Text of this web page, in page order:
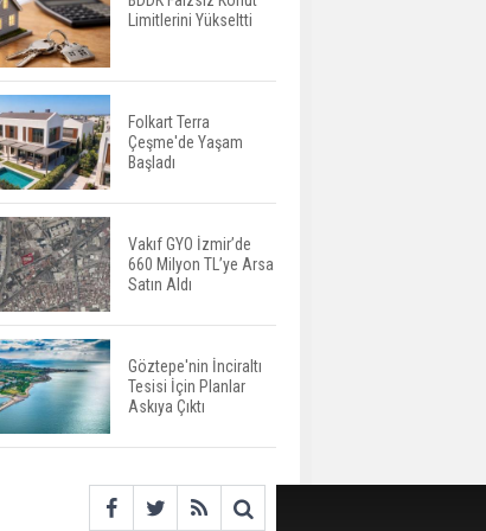
Yatırımcıların Bina Tercihi
Öne Çıkıyor
TOKİ'nin Kiralık Sosyal
Konut Modeli Kiraları
Düşürür Mü?
İkinci El Konut Fiyatları
İspanya'da Bir Yılda
Yüzde 16,2 Arttı
Konut Satışları Güçlü
Seyrini Korudu Yabancıya
Satış Geriledi
Limitlerini Yükseltti
Folkart Terra
Çeşme'de Yaşam
Başladı
Vakıf GYO İzmir’de
660 Milyon TL’ye Arsa
Satın Aldı
Göztepe'nin İnciraltı
Tesisi İçin Planlar
Askıya Çıktı